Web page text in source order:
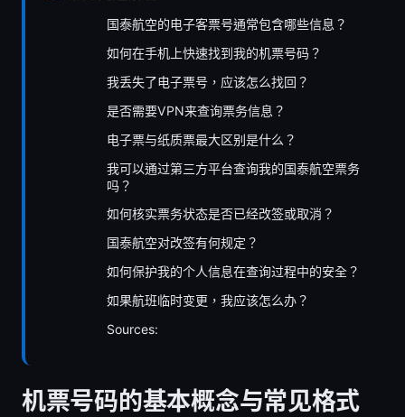
国泰航空的电子客票号通常包含哪些信息？
如何在手机上快速找到我的机票号码？
我丢失了电子票号，应该怎么找回？
是否需要VPN来查询票务信息？
电子票与纸质票最大区别是什么？
我可以通过第三方平台查询我的国泰航空票务
吗？
如何核实票务状态是否已经改签或取消？
国泰航空对改签有何规定？
如何保护我的个人信息在查询过程中的安全？
如果航班临时变更，我应该怎么办？
Sources:
机票号码的基本概念与常见格式